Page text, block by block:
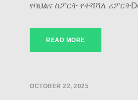
የባህልና ስፖርት የተሻሻለ
READ MORE
OCTOBER 22, 2025